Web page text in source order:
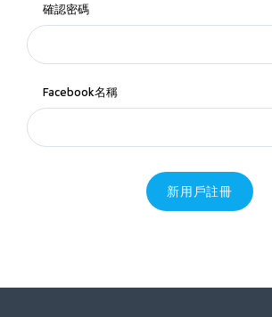
確認密碼
Facebook名稱
新用戶註冊